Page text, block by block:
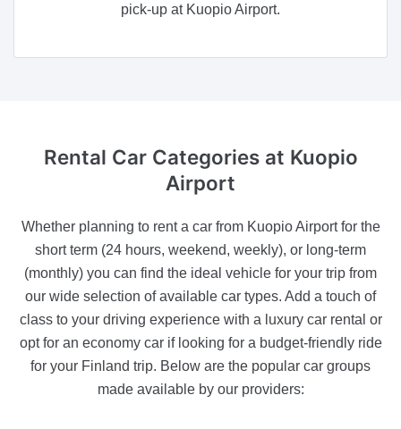
pick-up at Kuopio Airport.
Rental Car Categoriesat Kuopio
Airport
Whether planning to rent a car from Kuopio Airport for the
short term (24 hours, weekend, weekly), or long-term
(monthly) you can find the ideal vehicle for your trip from
our wide selection of available car types. Add a touch of
class to your driving experience with a luxury car rental or
opt for an economy car if looking for a budget-friendly ride
for your Finland trip. Below are the popular car groups
made available by our providers: